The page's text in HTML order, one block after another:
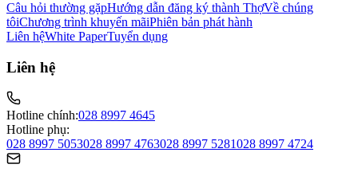
Câu hỏi thường gặpHướng dẫn đăng ký thành ThợVề chúng
tôiChương trình khuyến mãiPhiên bản phát hành
Liên hệWhite PaperTuyển dụng
Liên hệ
Hotline chính:028 8997 4645
Hotline phụ:
028 8997 5053028 8997 4763028 8997 5281028 8997 4724